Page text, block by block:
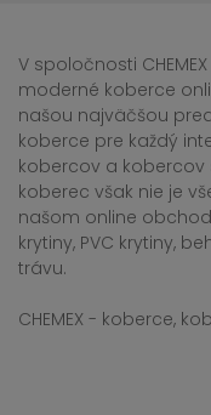
V spoločnosti
moderné koberce
našou najväčšou
koberce pre každý
kobercov a kobercov
koberec však nie je
našom online
krytiny, PVC krytiny,
trávu.
CHEMEX - koberce,